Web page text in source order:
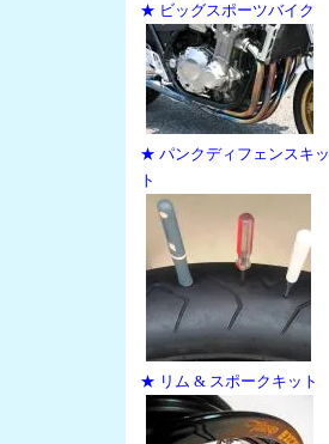
★ ビッグスポーツバイク
★ パンクディフェンスキッ
ト
★ リム & スポークキット